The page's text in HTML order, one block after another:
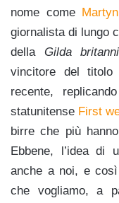
nome come
giornalista di lungo
della Gilda
vincitore del
recente,
statunitense First
birre che più
Ebbene, l’idea di
anche a noi, e
che vogliamo, a